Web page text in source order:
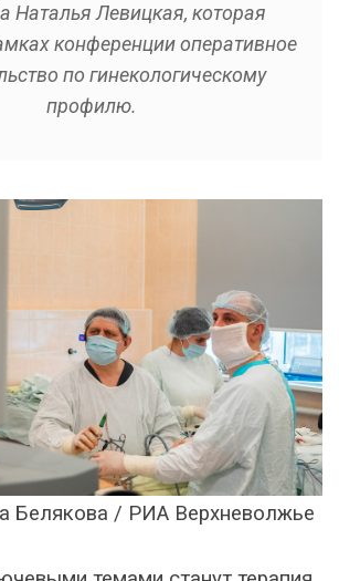
Левицкая, которая
конференции оперативное
по гинекологическому
профилю.
Белякова / РИА Верхневолжье